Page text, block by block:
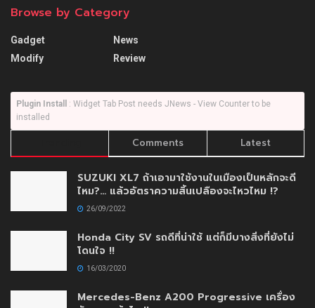
แข็งแกร่งสร้างความมั่นใจให้กับลูกค้าด้วยบริการ
30/11/2020
www.DriveMotoring.com
Drive Motoring
Follow Us
Browse by Category
Gadget
News
Review
: Widget Tab Post needs JNews - View Counter to be